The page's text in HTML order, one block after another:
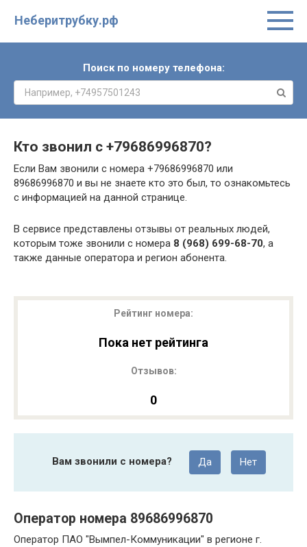
Неберитрубку.рф
Поиск по номеру телефона:
Кто звонил с +79686996870?
Если Вам звонили с номера +79686996870 или
89686996870 и вы не знаете кто это был, то ознакомьтесь
с информацией на данной странице.
В сервисе представлены отзывы от реальных людей,
которым тоже звонили с номера 8 (968) 699-68-70, а
также данные оператора и регион абонента.
Рейтинг номера:
Пока нет рейтинга
Отзывов:
0
Вам звонили с номера? Да Нет
Оператор номера 89686996870
Оператор ПАО "Вымпел-Коммуникации" в регионе г.